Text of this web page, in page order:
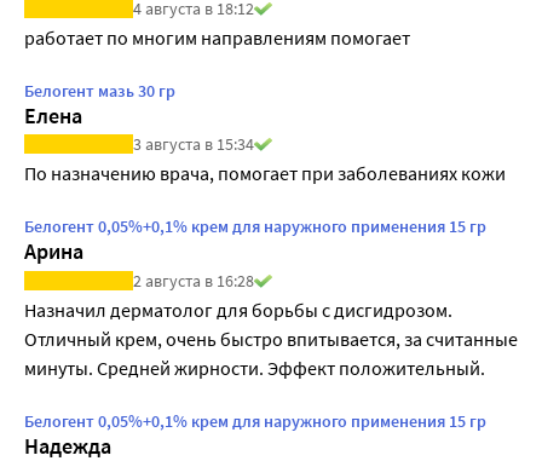
4 августа в 18:12
работает по многим направлениям помогает
Белогент мазь 30 гр
Елена
3 августа в 15:34
По назначению врача, помогает при заболеваниях кожи
Белогент 0,05%+0,1% крем для наружного применения 15 гр
Арина
2 августа в 16:28
Назначил дерматолог для борьбы с дисгидрозом.
Отличный крем, очень быстро впитывается, за считанные
минуты. Средней жирности. Эффект положительный.
Белогент 0,05%+0,1% крем для наружного применения 15 гр
Надежда